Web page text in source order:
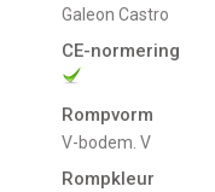
Galeon Castro
CE-normering
Rompvorm
V-bodem. V
Rompkleur